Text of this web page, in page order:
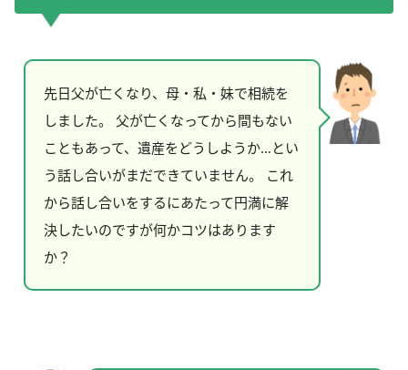
先日父が亡くなり、母・私・妹で相続を
しました。 父が亡くなってから間もない
こともあって、遺産をどうしようか…とい
う話し合いがまだできていません。 これ
から話し合いをするにあたって円満に解
決したいのですが何かコツはあります
か？